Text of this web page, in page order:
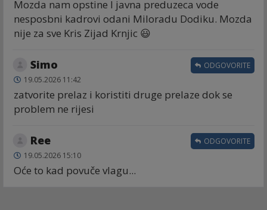
Mozda nam opstine I javna preduzeca vode
nesposbni kadrovi odani Miloradu Dodiku. Mozda
nije za sve Kris Zijad Krnjic 😃
Simo
19.05.2026 11:42
zatvorite prelaz i koristiti druge prelaze dok se
problem ne rijesi
ODGOVORITE
Ree
19.05.2026 15:10
Oće to kad povuče vlagu...
ODGOVORITE